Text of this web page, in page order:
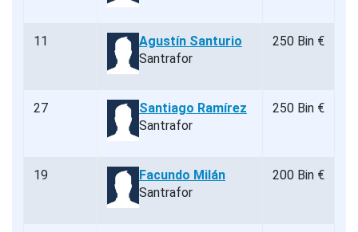
11
Agustín Santurio
Santrafor
250 Bin €
27
Santiago Ramírez
Santrafor
250 Bin €
19
Facundo Milán
Santrafor
200 Bin €